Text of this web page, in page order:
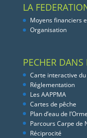
LA
Moyens financiers
Organisation
PECHER
Carte interactive
Réglementation
Les AAPPMA
Cartes de pêche
Plan d’eau de l’Orme
Parcours Carpe de
Réciprocité